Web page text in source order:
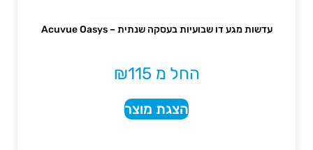
עדשות מגע דו שבועיות בעסקה שנתית – Acuvue Oasys
החל מ ₪115
הצגת מוצר